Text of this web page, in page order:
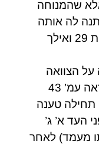
שהמנוחה
לה אותה
והעדה חתמה (עמ’ 43 מול שורות 29 ואילך
הצוואה
העידה העדה עדויות סותרות. (ראה עמ’ 43
שורות 17 ואילך) תחילה טענה
העד א’ ג’
מעמד) לאחר